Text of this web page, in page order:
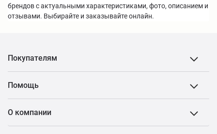
брендов с актуальными характеристиками, фото, описанием и
отзывами. Выбирайте и заказывайте онлайн.
Покупателям
Помощь
О компании